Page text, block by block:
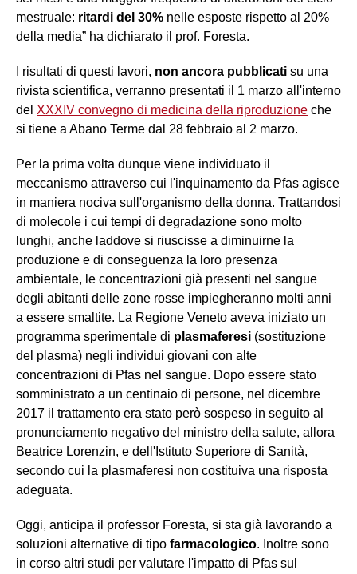
mestruale: ritardi del 30% nelle esposte rispetto al 20%
della media” ha dichiarato il prof. Foresta.
I risultati di questi lavori, non ancora pubblicati su una
rivista scientifica, verranno presentati il 1 marzo all'interno
del XXXIV convegno di medicina della riproduzione che
si tiene a Abano Terme dal 28 febbraio al 2 marzo.
Per la prima volta dunque viene individuato il
meccanismo attraverso cui l'inquinamento da Pfas agisce
in maniera nociva sul l'organismo de la donna. Trattandosi
di molecole i cui tempi di degradazione sono molto
lunghi, anche laddove si riuscisse a diminuirne la
produzione e di conseguenza la loro presenza
ambientale, le concentrazioni già presenti nel sangue
degli abitanti delle zone rosse impiegheranno molti anni
a essere smaltite. La Regione Veneto aveva iniziato un
programma sperimentale di plasmaferesi (sostituzione
del plasma) negli individui giovani con alte
concentrazioni di Pfas nel sangue. Dopo essere stato
somministrato a un centinaio di persone, nel dicembre
2017 il trattamento era stato però sospeso in seguito a
pronunciamento negativo del ministro della salute, allora
Beatrice Lorenzin, e dell'Istituto Superiore di Sanità,
secondo cui la plasmaferesi non costituiva una risposta
adeguata.
Oggi, anticipa il professor Foresta, si sta già lavorando a
soluzioni alternative di tipo farmacologico. Inoltre sono
in corso altri studi per valutare l'impatto di Pfas sul